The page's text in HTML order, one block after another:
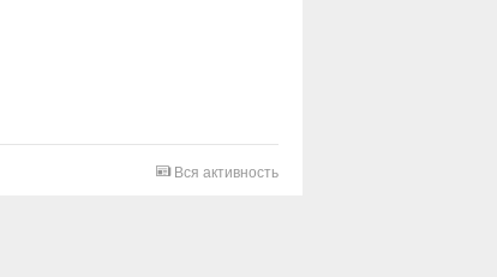
Вся активность